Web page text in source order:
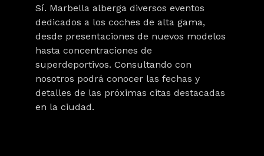
Sí. Marbella alberga diversos eventos
dedicados a los coches de alta gama,
desde presentaciones de nuevos modelos
hasta concentraciones de
superdeportivos. Consultando con
nosotros podrá conocer las fechas y
detalles de las próximas citas destacadas
en la ciudad.